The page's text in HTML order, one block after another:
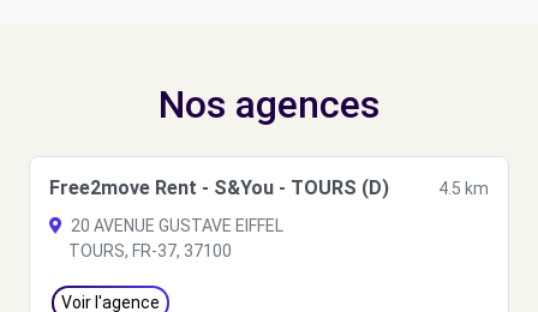
Nos agences
Free2move Rent - S&You - TOURS (D)
4.5 km
20 AVENUE GUSTAVE EIFFEL
TOURS, FR-37, 37100
Voir l'agence